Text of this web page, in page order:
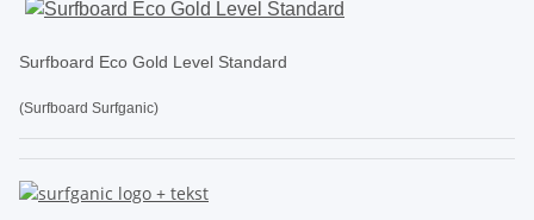
Surfboard Eco Gold Level Standard
(Surfboard Surfganic)